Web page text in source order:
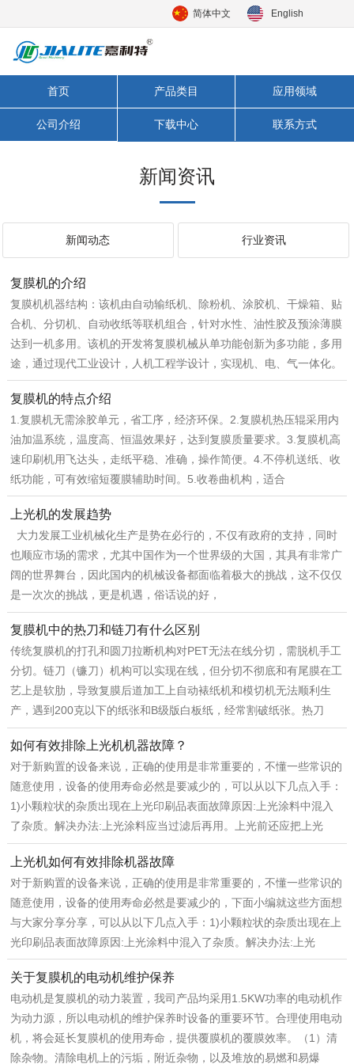
简体中文 English
首页 产品类目 应用领域
公司介绍 下载中心 联系方式
新闻资讯
新闻动态 行业资讯
复膜机的介绍
复膜机机器结构：该机由自动输纸机、除粉机、涂胶机、干燥箱、贴
合机、分切机、自动收纸等联机组合，针对水性、油性胶及预涂薄膜
达到一机多用。该机的开发将复膜机械从单功能创新为多功能，多用
途，通过现代工业设计，人机工程学设计，实现机、电、气一体化。
复膜机的特点介绍
1.复膜机无需涂胶单元，省工序，经济环保。2.复膜机热压辊采用内
油加温系统，温度高、恒温效果好，达到复膜质量要求。3.复膜机高
速印刷机用飞达头，走纸平稳、准确，操作简便。4.不停机送纸、收
纸功能，可有效缩短覆膜辅助时间。5.收卷曲机构，适合
上光机的发展趋势
大力发展工业机械化生产是势在必行的，不仅有政府的支持，同时
也顺应市场的需求，尤其中国作为一个世界级的大国，其具有非常广
阔的世界舞台，因此国内的机械设备都面临着极大的挑战，这不仅仅
是一次次的挑战，更是机遇，俗话说的好，
复膜机中的热刀和链刀有什么区别
传统复膜机的打孔和圆刀拉断机构对PET无法在线分切，需脱机手工
分切。链刀（镰刀）机构可以实现在线，但分切不彻底和有尾膜在工
艺上是软肋，导致复膜后道加工上自动裱纸机和模切机无法顺利生
产，遇到200克以下的纸张和B级版白板纸，经常割破纸张。热刀
如何有效排除上光机机器故障？
对于新购置的设备来说，正确的使用是非常重要的，不懂一些常识的
随意使用，设备的使用寿命必然是要减少的，可以从以下几点入手：
1)小颗粒状的杂质出现在上光印刷品表面故障原因:上光涂料中混入
了杂质。解决办法:上光涂料应当过滤后再用。上光前还应把上光
上光机如何有效排除机器故障
对于新购置的设备来说，正确的使用是非常重要的，不懂一些常识的
随意使用，设备的使用寿命必然是要减少的，下面小编就这些方面想
与大家分享分享，可以从以下几点入手：1)小颗粒状的杂质出现在上
光印刷品表面故障原因:上光涂料中混入了杂质。解决办法:上光
关于复膜机的电动机维护保养
电动机是复膜机的动力装置，我司产品均采用1.5KW功率的电动机作
为动力源，所以电动机的维护保养时设备的重要环节。合理使用电动
机，将会延长复膜机的使用寿命，提供覆膜机的覆膜效率。（1）清
除杂物。清除电机上的污垢，附近杂物，以及堆放的易燃和易爆